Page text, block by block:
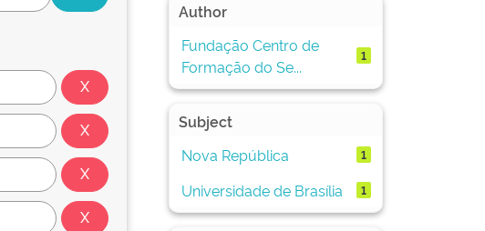
Author
Fundação Centro de
Formação do Se...
1
Subject
Nova República
1
Universidade de Brasília 1